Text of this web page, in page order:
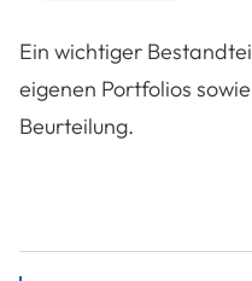
Ein wichtiger
eigenen Portfolios
Beurteilung.